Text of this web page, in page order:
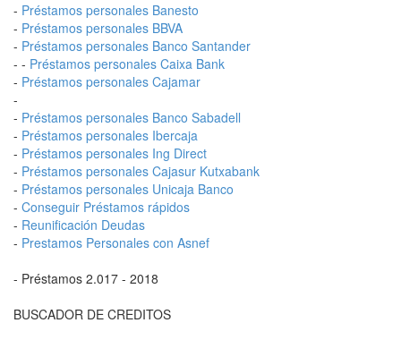
- Préstamos personales Banesto
- Préstamos personales BBVA
- Préstamos personales Banco Santander
- - Préstamos personales Caixa Bank
- Préstamos personales Cajamar
-
- Préstamos personales Banco Sabadell
- Préstamos personales Ibercaja
- Préstamos personales Ing Direct
- Préstamos personales Cajasur Kutxabank
- Préstamos personales Unicaja Banco
- Conseguir Préstamos rápidos
- Reunificación Deudas
- Prestamos Personales con Asnef
- Préstamos 2.017 - 2018
BUSCADOR DE CREDITOS